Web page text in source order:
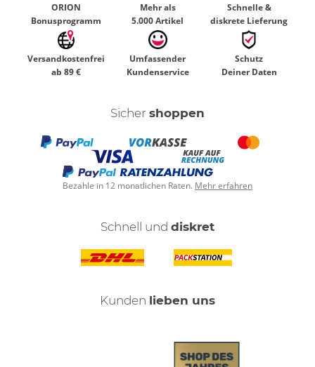
ORION
Bonusprogramm
Mehr als
5.000 Artikel
Schnelle &
diskrete Lieferung
Versandkostenfrei
ab 89 €
Umfassender
Kundenservice
Schutz
Deiner Daten
Sicher shoppen
Bezahle in 12 monatlichen Raten. Mehr erfahren
Schnell und diskret
Kunden lieben uns